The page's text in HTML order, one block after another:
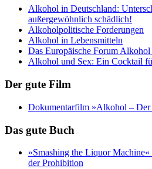
Alkohol in Deutschland:
außergewöhnlich schädlich!
Alkoholpolitische Forderungen
Alkohol in Lebensmitteln
Das Europäische Forum
Alkohol und Sex: Ein Cocktail
Der gute Film
Dokumentarfilm »Alkohol – Der
Das gute Buch
»Smashing the Liquor
der Prohibition